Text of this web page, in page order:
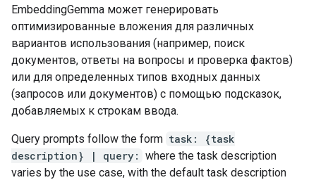
EmbeddingGemma может генерировать
оптимизированные вложения для различных
вариантов использования (например, поиск
документов, ответы на вопросы и проверка фактов)
или для определенных типов входных данных
(запросов или документов) с помощью подсказок,
добавляемых к строкам ввода.
Query prompts follow the form task: {task
description} | query: where the task description
varies by the use case, with the default task description